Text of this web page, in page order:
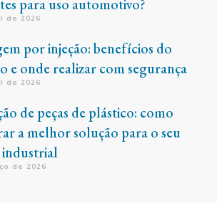
para uso automotivo?
de 2026
por injeção: benefícios do
e onde realizar com segurança
de 2026
de peças de plástico: como
a melhor solução para o seu
de 2026